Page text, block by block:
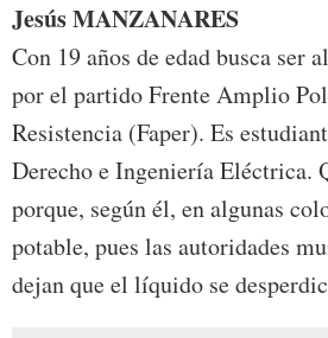
Jesús MANZANARES
Con 19 años de edad busca ser
por el partido Frente Amplio
Resistencia (Faper). Es
Derecho e Ingeniería Eléctrica.
porque, según él, en algunas
potable, pues las autoridades
dejan que el líquido se